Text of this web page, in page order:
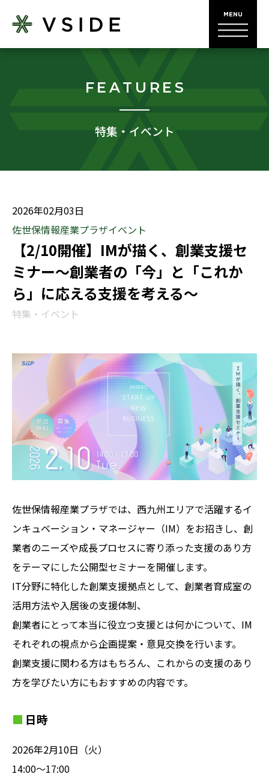
FEATURES
特集・イベント
2026年02月03日
佐世保情報産業プラザイベント
【2/10開催】IMが描く、創業支援セ
ミナー～創業者の「今」と「これか
ら」に応える支援を考える～
特集・イベント
佐世保情報産業プラザでは、西九州エリアで活躍するイ
ンキュベーション・マネージャー（IM）をお招きし、創
業者のニーズや成長プロセスに寄り添った支援のあり方
をテーマにした公開型セミナーを開催します。
IT分野に特化した創業支援拠点として、創業者育成室の
活用方法や入居後の支援体制、
創業者にとって本当に役立つ支援とは何かについて、IM
それぞれの視点から企画提案・意見交換を行います。
創業支援に関わる方はもちろん、これからの支援のあり
方を学びたい方にもおすすめの内容です。
日時
2026年2月10日（火）
14:00～17:00